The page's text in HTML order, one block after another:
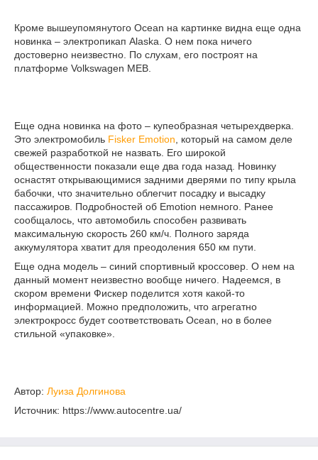
Кроме вышеупомянутого Ocean на картинке видна еще одна
новинка – электропикап Alaska. О нем пока ничего
достоверно неизвестно. По слухам, его построят на
платформе Volkswagen MEB.
Еще одна новинка на фото – купеобразная четырехдверка.
Это электромобиль Fisker Emotion , который на самом деле
свежей разработкой не назвать. Его широкой
общественности показали еще два года назад. Новинку
оснастят открывающимися задними дверями по типу крыла
бабочки, что значительно облегчит посадку и высадку
пассажиров. Подробностей об Emotion немного. Ранее
сообщалось, что автомобиль способен развивать
максимальную скорость 260 км/ч. Полного заряда
аккумулятора хватит для преодоления 650 км пути.
Еще одна модель – синий спортивный кроссовер. О нем на
данный момент неизвестно вообще ничего. Надеемся, в
скором времени Фискер поделится хотя какой-то
информацией. Можно предположить, что агрегатно
электрокросс будет соответствовать Ocean, но в более
стильной «упаковке».
Автор: Луиза Долгинова
Источник: https://www.autocentre.ua/